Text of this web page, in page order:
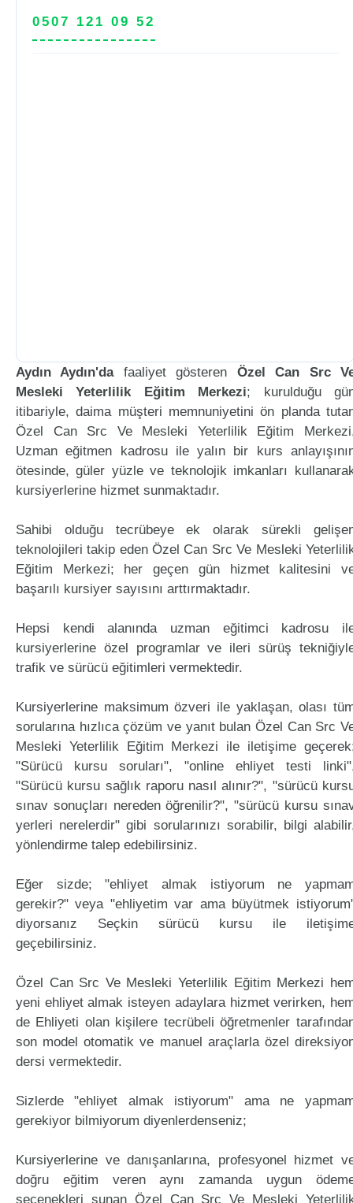
0507 121 09 52
Aydın Aydın'dafaaliyet gösteren Özel Can Src
Mesleki Yeterlilik Eğitim Merkezi; kurulduğu
itibariyle, daima müşteri memnuniyetini ön planda
Özel Can Src Ve Mesleki Yeterlilik Eğitim
Uzman eğitmen kadrosu ile yalın bir kurs
ötesinde, güler yüzle ve teknolojik imkanları
kursiyerlerine hizmet sunmaktadır.
Sahibi olduğu tecrübeye ek olarak sürekli
teknolojileri takip eden Özel Can Src Ve Mesleki
Eğitim Merkezi; her geçen gün hizmet kalitesini
başarılı kursiyer sayısını arttırmaktadır.
Hepsi kendi alanında uzman eğitimci kadrosu
kursiyerlerine özel programlar ve ileri sürüş
trafik ve sürücü eğitimleri vermektedir.
Kursiyerlerine maksimum özveri ile yaklaşan, olası
sorularına hızlıca çözüm ve yanıt bulan Özel Can Src
Mesleki Yeterlilik Eğitim Merkezi ile iletişime
"Sürücü kursu soruları", "online ehliyet testi
"Sürücü kursu sağlık raporu nasıl alınır?", "sürücü
sınav sonuçları nereden öğrenilir?", "sürücü kursu
yerleri nerelerdir" gibi sorularınızı sorabilir, bilgi
yönlendirme talep edebilirsiniz.
Eğer sizde; "ehliyet almak istiyorum ne
gerekir?" veya "ehliyetim var ama büyütmek
diyorsanız Seçkin sürücü kursu ile
geçebilirsiniz.
Özel Can Src Ve Mesleki Yeterlilik Eğitim Merkezi
yeni ehliyet almak isteyen adaylara hizmet verirken,
de Ehliyeti olan kişilere tecrübeli öğretmenler
son model otomatik ve manuel araçlarla özel
dersi vermektedir.
Sizlerde "ehliyet almak istiyorum" ama ne
gerekiyor bilmiyorum diyenlerdenseniz;
Kursiyerlerine ve danışanlarına, profesyonel hizmet
doğru eğitim veren aynı zamanda uygun
seçenekleri sunan Özel Can Src Ve Mesleki